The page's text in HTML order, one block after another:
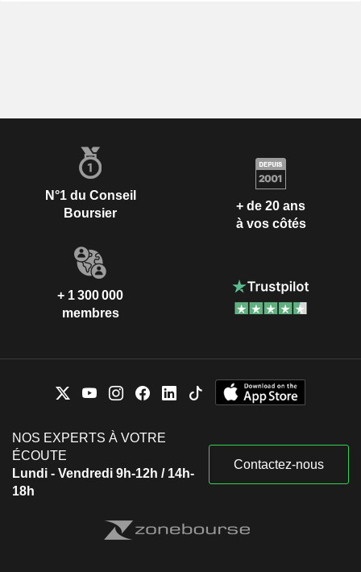
N°1 du Conseil
Boursier
+ de 20 ans
à vos côtés
+ 1 300 000
membres
NOS EXPERTS À VOTRE
ÉCOUTE
Lundi - Vendredi 9h-12h / 14h-
18h
Contactez-nous